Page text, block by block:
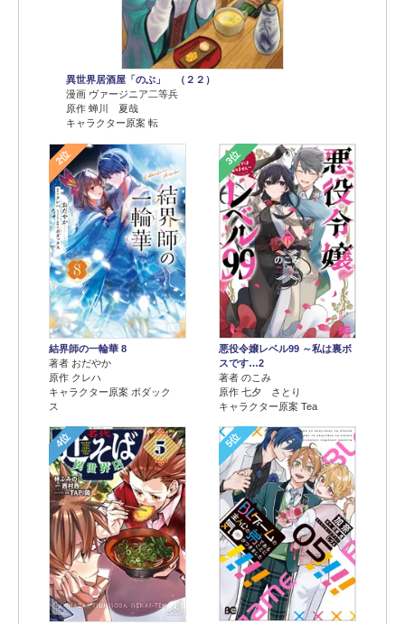
異世界居酒屋「のぶ」 （２２）
漫画 ヴァージニア二等兵
原作 蝉川 夏哉
キャラクター原案 転
2位
結界師の一輪華 8
著者 おだやか
原作 クレハ
キャラクター原案 ボダック
ス
3位
悪役令嬢レベル99 ～私は裏ボ
スです…2
著者 のこみ
原作 七夕 さとり
キャラクター原案 Tea
4位 5位